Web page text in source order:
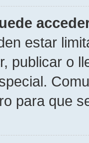
estar
publicar o
para que